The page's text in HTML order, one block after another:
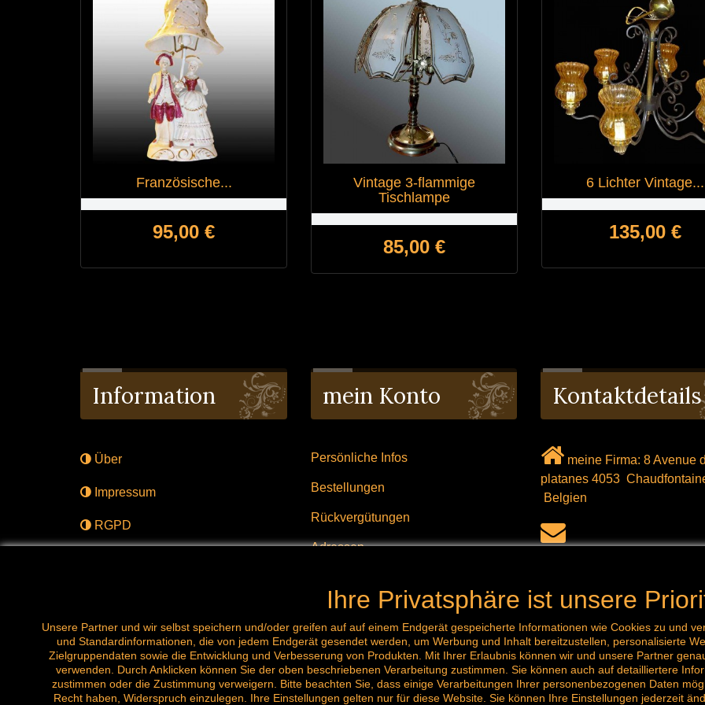
Französische...
Preis
95,00 €
Vintage 3-flammige
Tischlampe
Preis
85,00 €
6 Lichter Vintage...
Preis
135,00 €
Information
Über
Impressum
RGPD
Über
mein Konto
Persönliche Infos
Bestellungen
Rückvergütungen
Adressen
Versteigerung
Kontaktdetails
meine Firma: 8 Avenue
platanes 4053
Belgien
Ruf uns jetzt an: 0032 (0)
Ihre Privatsphäre ist unsere
Unsere Partner und wir selbst speichern und/oder greifen auf auf einem Endgerät gespeicherte Informationen wie Cookies zu und
und Standardinformationen, die von jedem Endgerät gesendet werden, um Werbung und Inhalt bereitzustellen, personalisierte
Zielgruppendaten sowie die Entwicklung und Verbesserung von Produkten. Mit Ihrer Erlaubnis können wir und unsere Partner
verwenden. Durch Anklicken können Sie der oben beschriebenen Verarbeitung zustimmen. Sie können auch auf detailliertere
zustimmen oder die Zustimmung verweigern. Bitte beachten Sie, dass einige Verarbeitungen Ihrer personenbezogenen Daten
Recht haben, Widerspruch einzulegen. Ihre Einstellungen gelten nur für diese Website. Sie können Ihre Einstellungen jederzeit